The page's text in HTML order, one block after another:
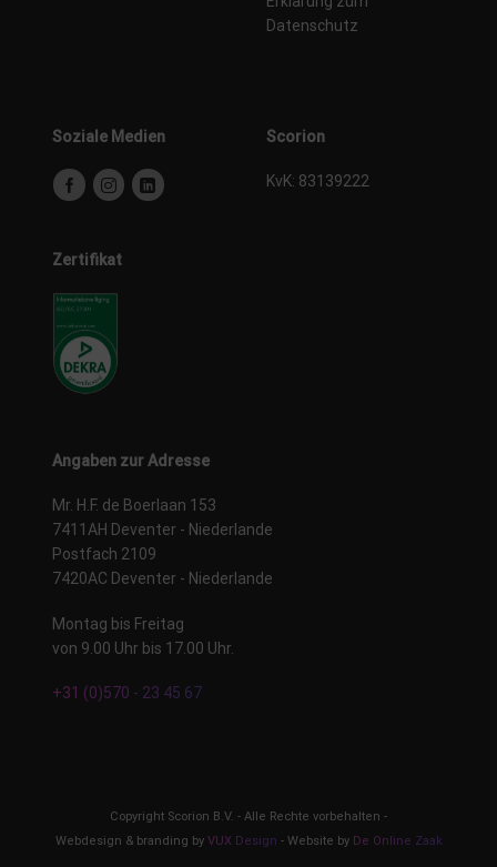
Datenschutz
Soziale Medien Scorion
KvK: 83139222
Zertifikat
Angaben zur Adresse
Mr. H.F. de Boerlaan 153
7411AH Deventer - Niederlande
Postfach 2109
7420AC Deventer - Niederlande
Montag bis Freitag
von 9.00 Uhr bis 17.00 Uhr.
+31 (0)570 - 23 45 67
Copyright Scorion B.V. - Alle Rechte vorbehalten -
Webdesign & branding by VUX Design - Website by De Online Zaak